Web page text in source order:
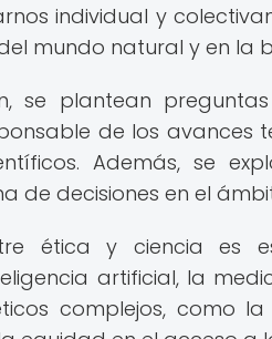
individual y
mundo natural y en la
se plantean
de los avances
Además, se
de decisiones en el
ética y ciencia es
artificial, la
complejos, como